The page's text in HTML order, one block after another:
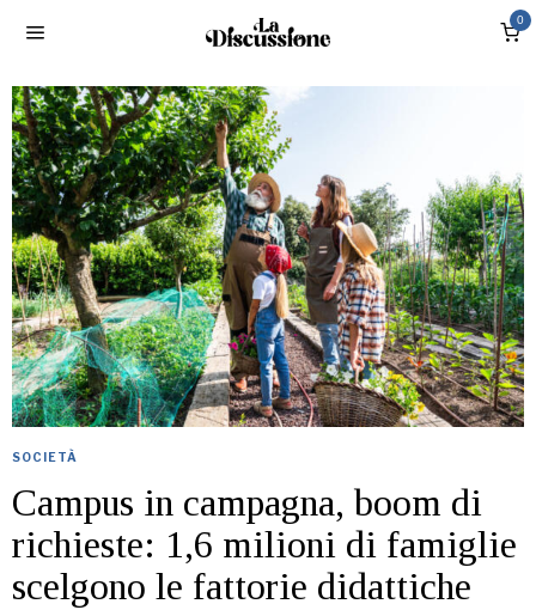
0
SOCIETÀ
Campus in campagna, boom di
richieste: 1,6 milioni di famiglie
scelgono le fattorie didattiche